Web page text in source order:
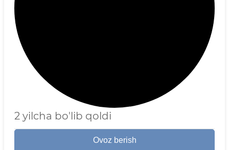
2 yilcha bo'lib qoldi
Ovoz berish